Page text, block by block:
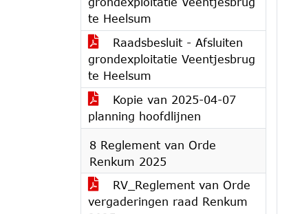
te Heelsum
Raadsbesluit - Afsluiten
grondexploitatie Veentjesbrug
te Heelsum
Kopie van 2025-04-07
planning hoofdlijnen
8 Reglement van Orde
Renkum 2025
RV_Reglement van Orde
vergaderingen raad Renkum